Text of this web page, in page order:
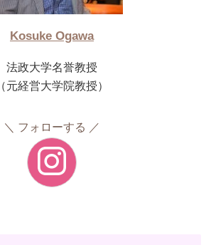
Kosuke Ogawa
法政大学名誉教授
（元経営大学院教授）
フォローする